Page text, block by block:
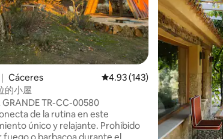
分 5 分），共 29 条评价
Cáceres‎ 平均评分 4.93 分（满分 5 分）
4.93 (143)
的小屋
GRANDE TR-CC-00580
de la rutina en este
único y relajante. Prohibido